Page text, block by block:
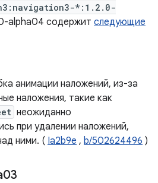
*:1.2.0-
alpha04 содержит следующие
анимации наложений, из-за
наложения, такие как
неожиданно
при удалении наложений,
ними. ( Ia2b9e , b/502624496 )